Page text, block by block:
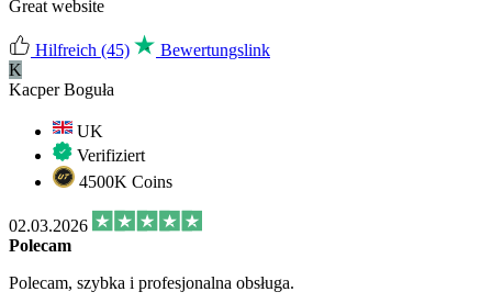
Great website
Hilfreich (45)
Bewertungslink
K
Kacper Boguła
UK
Verifiziert
4500K Coins
02.03.2026
Polecam
Polecam, szybka i profesjonalna obsługa.